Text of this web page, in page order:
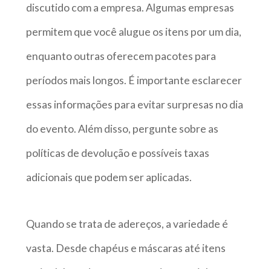
discutido com a empresa. Algumas empresas
permitem que você alugue os itens por um dia,
enquanto outras oferecem pacotes para
períodos mais longos. É importante esclarecer
essas informações para evitar surpresas no dia
do evento. Além disso, pergunte sobre as
políticas de devolução e possíveis taxas
adicionais que podem ser aplicadas.
Quando se trata de adereços, a variedade é
vasta. Desde chapéus e máscaras até itens